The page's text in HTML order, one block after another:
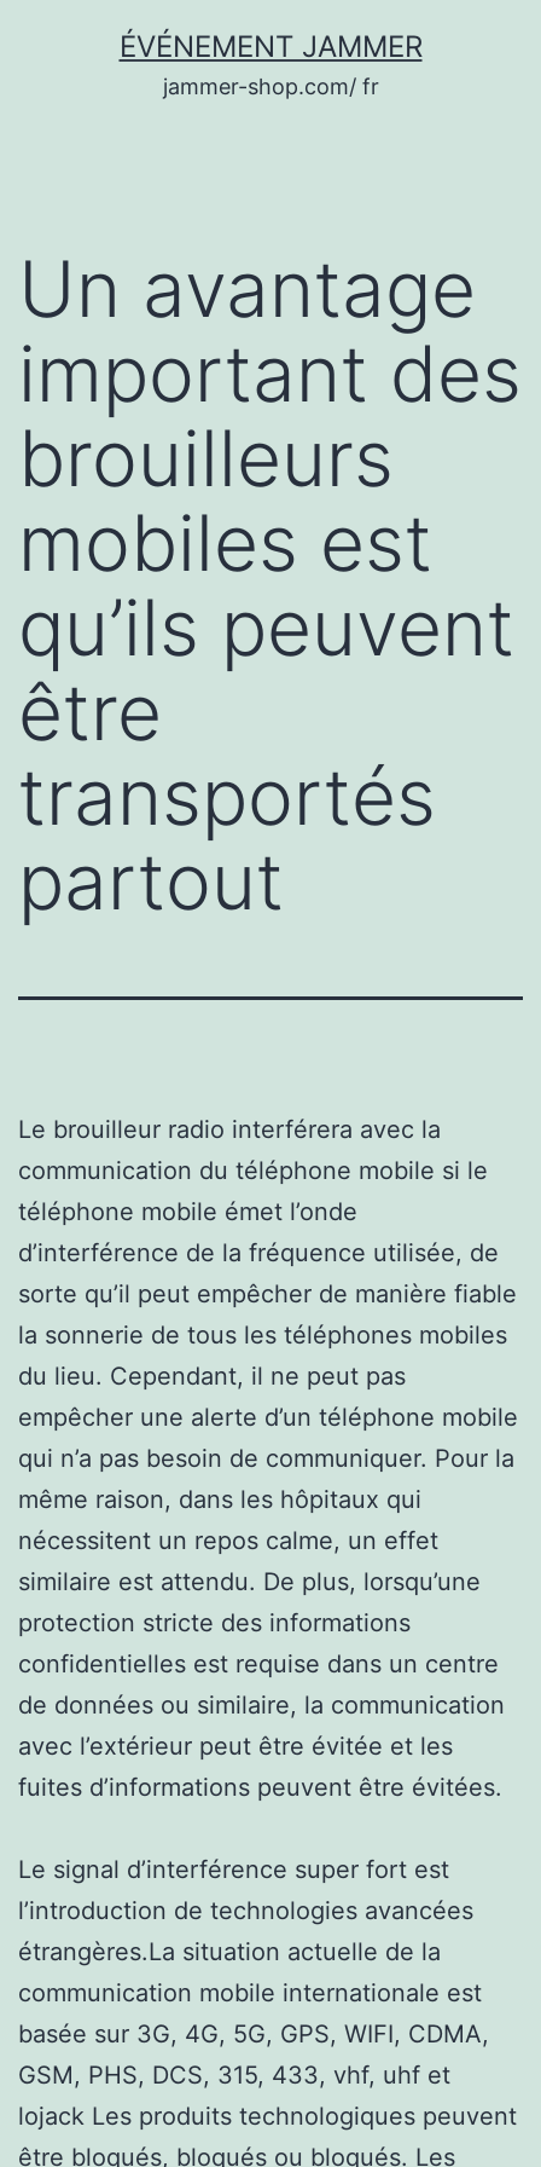
ÉVÉNEMENT JAMMER
jammer-shop.com/ fr
Un avantage
important des
brouilleurs
mobiles est
qu’ils peuvent
être
transportés
partout
Le brouilleur radio interférera avec la
communication du téléphone mobile si le
téléphone mobile émet l’onde
d’interférence de la fréquence utilisée, de
sorte qu’il peut empêcher de manière fiable
la sonnerie de tous les téléphones mobiles
du lieu. Cependant, il ne peut pas
empêcher une alerte d’un téléphone mobile
qui n’a pas besoin de communiquer. Pour la
même raison, dans les hôpitaux qui
nécessitent un repos calme, un effet
similaire est attendu. De plus, lorsqu’une
protection stricte des informations
confidentielles est requise dans un centre
de données ou similaire, la communication
avec l’extérieur peut être évitée et les
fuites d’informations peuvent être évitées.
Le signal d’interférence super fort est
l’introduction de technologies avancées
étrangères.La situation actuelle de la
communication mobile internationale est
basée sur 3G, 4G, 5G, GPS, WIFI, CDMA,
GSM, PHS, DCS, 315, 433, vhf, uhf et
lojack Les produits technologiques peuvent
être bloqués, bloqués ou bloqués. Les